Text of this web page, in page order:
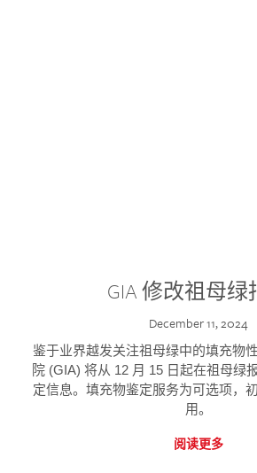
GIA 修改祖母绿
December 11, 2024
鉴于业界越发关注祖母绿中的填充物
院 (GIA) 将从 12 月 15 日起在祖母绿
定信息。填充物鉴定服务为可选项，
用。
阅读更多